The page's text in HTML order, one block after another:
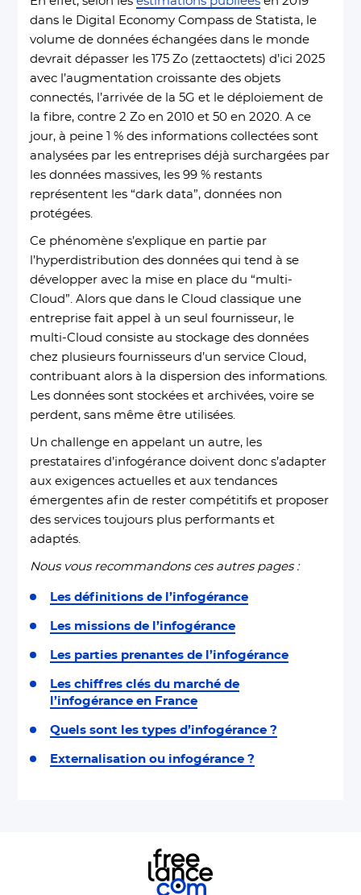
dans le Digital Economy Compass de Statista, le
volume de données échangées dans le monde
devrait dépasser les 175 Zo (zettaoctets) d’ici 2025
avec l’augmentation croissante des objets
connectés, l’arrivée de la 5G et le déploiement de
la fibre, contre 2 Zo en 2010 et 50 en 2020. A ce
jour, à peine 1 % des informations collectées sont
analysées par les entreprises déjà surchargées par
les données massives, les 99 % restants
représentent les “dark data”, données non
protégées.
Ce phénomène s’explique en partie par
l’hyperdistribution des données qui tend à se
développer avec la mise en place du “multi-
Cloud”. Alors que dans le Cloud classique une
entreprise fait appel à un seul fournisseur, le
multi-Cloud consiste au stockage des données
chez plusieurs fournisseurs d’un service Cloud,
contribuant alors à la dispersion des informations.
Les données sont stockées et archivées, voire se
perdent, sans même être utilisées.
Un challenge en appelant un autre, les
prestataires d’infogérance doivent donc s’adapter
aux exigences actuelles et aux tendances
émergentes afin de rester compétitifs et proposer
des services toujours plus performants et
adaptés.
Nous vous recommandons ces autres pages :
Les définitions de l’infogérance
Les missions de l’infogérance
Les parties prenantes de l’infogérance
Les chiffres clés du marché de
l’infogérance en France
Quels sont les types d’infogérance ?
Externalisation ou infogérance ?